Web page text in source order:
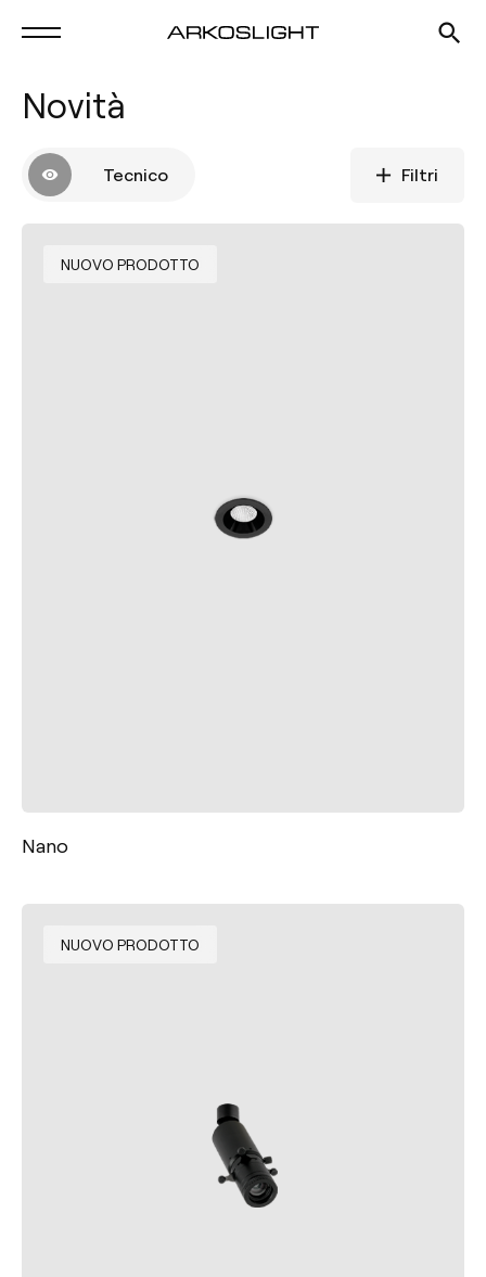
Novità
Tecnico Filtri
NUOVO PRODOTTO
Nano
NUOVO PRODOTTO